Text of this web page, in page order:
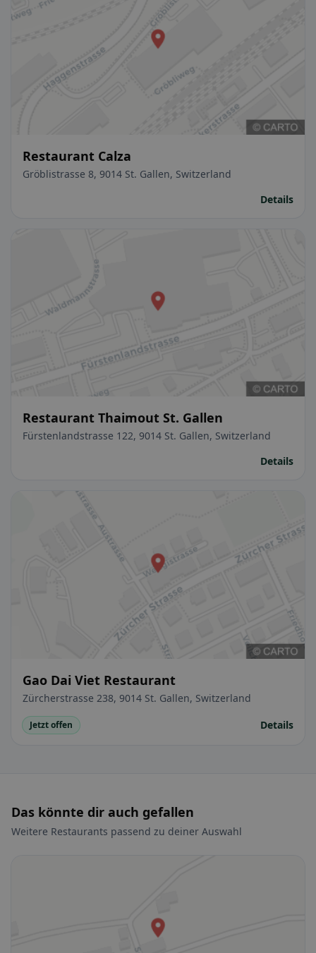
Restaurant Calza
Gröblistrasse 8, 9014 St. Gallen, Switzerland
Details
Restaurant Thaimout St. Gallen
Fürstenlandstrasse 122, 9014 St. Gallen, Switzerland
Details
Gao Dai Viet Restaurant
Zürcherstrasse 238, 9014 St. Gallen, Switzerland
Jetzt offen Details
Das könnte dir auch gefallen
Weitere Restaurants passend zu deiner Auswahl